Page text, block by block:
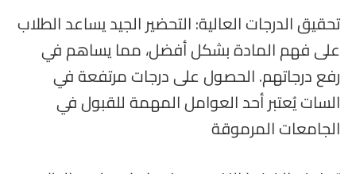
تحقيق الدرجات العالية: التحضير الجيد يساعد الطلاب
على فهم المادة بشكل أفضل، مما يساهم في
رفع درجاتهم. الحصول على درجات مرتفعة في
السات يُعتبر أحد العوامل المهمة للقبول في
الجامعات المرموقة